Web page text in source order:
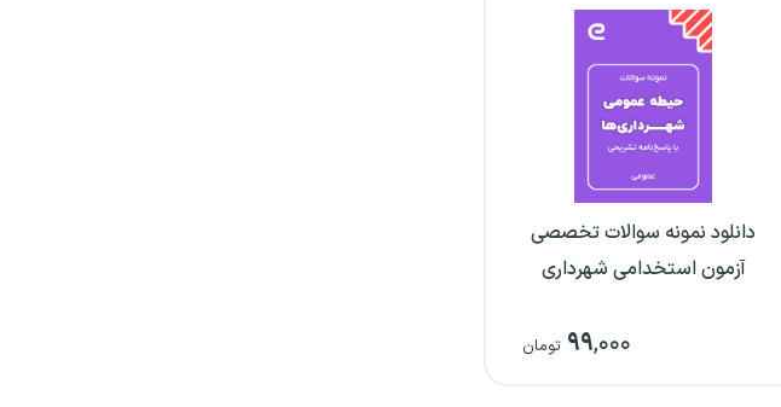
دانلود نمونه سوالات تخصصی
آزمون استخدامی شهرداری
۹۹,۰۰۰ تومان